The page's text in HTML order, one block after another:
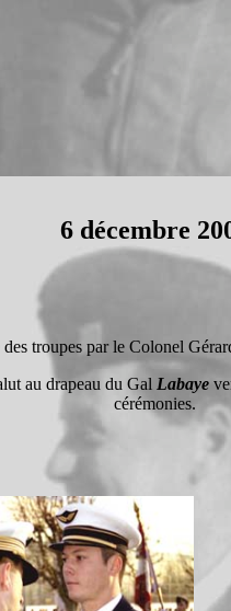
6 décembre
troupes par le Colonel
au drapeau du Gal Labaye
cérémonies.